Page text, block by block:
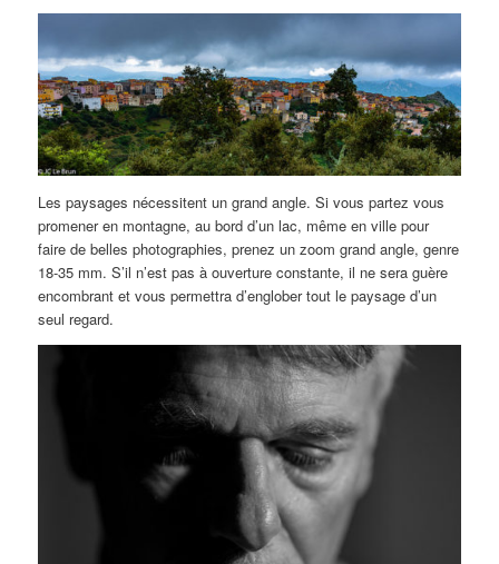
Les paysages nécessitent un grand angle. Si vous partez vous
promener en montagne, au bord d’un lac, même en ville pour
faire de belles photographies, prenez un zoom grand angle, genre
18-35 mm. S’il n’est pas à ouverture constante, il ne sera guère
encombrant et vous permettra d’englober tout le paysage d’un
seul regard.